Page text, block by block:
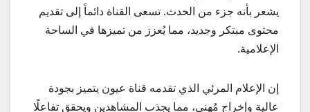
يشعر بأنه جزء من الحدث. تسعى القناة دائماً إلى تقديم
محتوى مبتكر وجديد، مما يُعزز من تميزها في الساحة
الإعلامية.
إن الإعلام المرئي الذي تقدمه قناة عيون يتميز بجودة
عالية وإخراج مُهني، مما يجذب المشاهدين ويحقق تفاعلًا